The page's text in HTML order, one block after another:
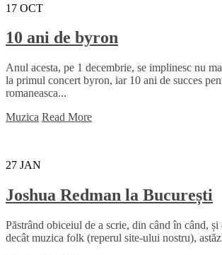
17 OCT
10 ani de byron
Anul acesta, pe 1 decembrie, se implinesc nu
la primul concert byron, iar 10 ani de succes
romaneasca...
Muzica Read More
27 JAN
Joshua Redman la București
Păstrând obiceiul de a scrie, din când în când, și
decât muzica folk (reperul site-ului nostru),